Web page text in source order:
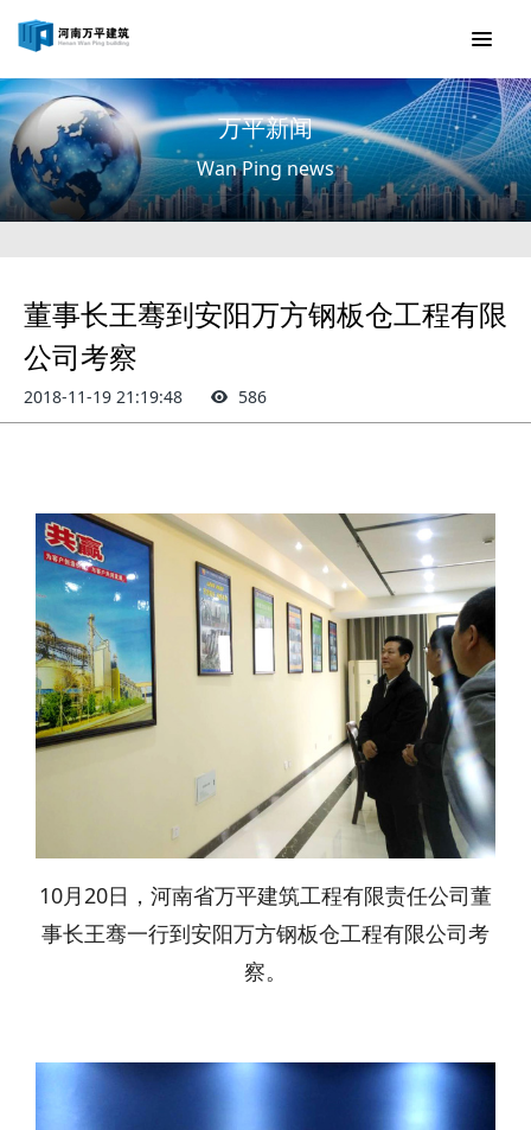
万平新闻
Wan Ping news
董事长王骞到安阳万方钢板仓工程有限
公司考察
2018-11-19 21:19:48 586
10月20日，河南省万平建筑工程有限责任公司董
事长王骞一行到安阳万方钢板仓工程有限公司考
察。